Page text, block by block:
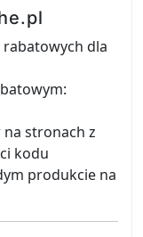
dla
stronach z
kodu
produkcie na